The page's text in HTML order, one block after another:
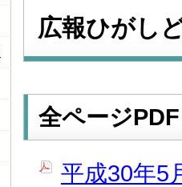
広報ひがし
全ページPDF
平成30年5